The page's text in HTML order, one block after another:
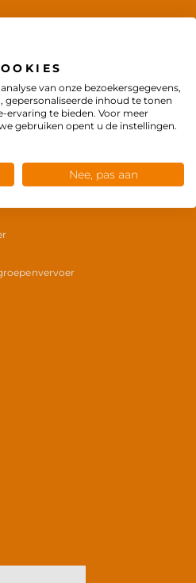
in het doelgroepenvervoer
van onze bezoekersgegevens,
gepersonaliseerde inhoud te tonen
ervaring te bieden. Voor meer
gebruiken opent u de instellingen.
Nee, pas aan